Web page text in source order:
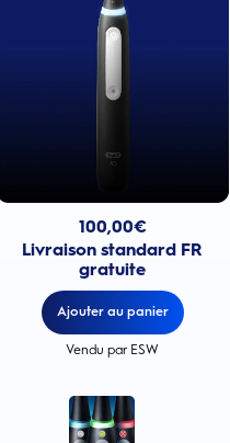
100,00€
Livraison standard FR
gratuite
Ajouter au panier
Vendu par ESW